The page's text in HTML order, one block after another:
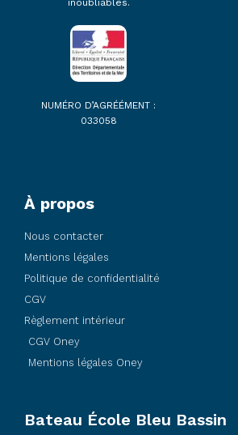
NUMÉRO D’AGRÉÉMENT :
033058
À propos
Nous contacter
Mentions légales
Politique de confidentialité
CGV
Règlement intérieur
CGV Oney
Mentions légales Oney
Bateau École Bleu Bassin